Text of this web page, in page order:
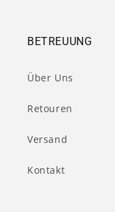
BETREUUNG
Über Uns
Retouren
Versand
Kontakt